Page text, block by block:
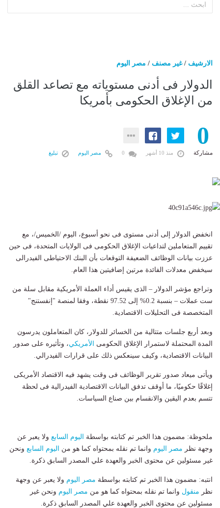
الارشيف /غير مصنف / مصر اليوم
الدولار فى أدنى مستوياته مع تصاعد القلق
من الإغلاق الحكومى بأمريكا
0
مشاركة منذ 10 أشهر مصر اليوم تبليغ
انخفض الدولار إلى أدنى مستوى فى نحو أسبوع، اليوم /الخميس/، مع
تقييم المتعاملين لتداعيات الإغلاق الحكومى فى الولايات المتحدة، فى حين
عززت بيانات الوظائف الضعيفة التوقعات بأن البنك الاحتياطى الفيدرالى
سيخفض معدلات الفائدة مرتين إضافيتين هذا العام.
وتراجع مؤشر الدولار – الذى يقيس أداء العملة الأمريكية مقابل سلة من
ست عملات – بنسبة 0.2% إلى 97.52 نقطة، وفقا لمنصة "إنفستنج"
المتخصصة فى التحليلات الاقتصادية.
وبعد أربع جلسات متتالية من الخسائر للدولار، كان المتعاملون يدرسون
المدة المحتملة لاستمرار الإغلاق الحكومى
الأمريكي، وتأثيره على صدور
البيانات الاقتصادية، وكيف سينعكس ذلك على قرارات الفيدرالي.
ويأتى ميعاد صدور تقرير الوظائف فى وقت يشهد فيه الاقتصاد الأمريكى
إغلاقًا حكوميًا، ما أوقف تدفق البيانات الاقتصادية الفيدرالية فى لحظة
تتسم بعدم اليقين والانقسام بين صناع السياسات.
ملحوظة: مضمون هذا الخبر تم كتابته بواسطة اليوم السابع ولا يعبر عن
وجهة نظر مصر اليوم وانما تم نقله بمحتواه كما هو من اليوم السابع ونحن
غير مسئولين عن محتوى الخبر والعهدة علي المصدر السابق ذكرة.
انتبه: مضمون هذا الخبر تم كتابته بواسطة مصر اليوم ولا يعبر عن وجهة
نظر منقول وانما تم نقله بمحتواه كما هو من مصر اليوم ونحن غير
مسئولين عن محتوى الخبر والعهدة علي المصدر السابق ذكرة.